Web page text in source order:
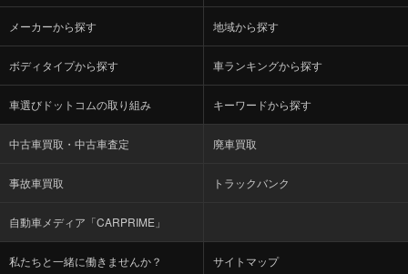
メーカーから探す 地域から探す
ボディタイプから探す 車ランキングから探す
車選びドットコムの取り組み キーワードから探す
中古車買取・中古車査定 廃車買取
事故車買取 トラックバンク
自動車メディア「CARPRIME」
私たちと一緒に働きませんか？ サイトマップ